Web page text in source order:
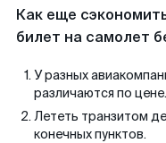
Как еще
билет на самолет
У разных
различаются по цене.
Лететь транзитом
конечных пунктов.